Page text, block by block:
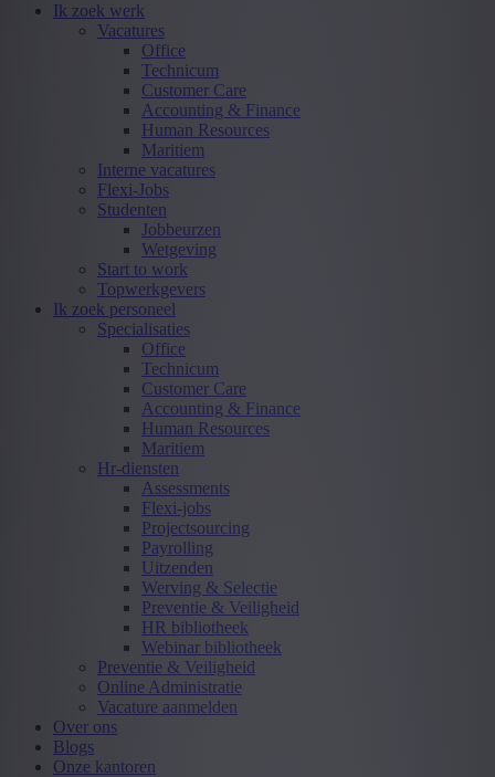
Ik zoek werk
Vacatures
Office
Technicum
Customer Care
Accounting & Finance
Human Resources
Maritiem
Interne vacatures
Flexi-Jobs
Studenten
Jobbeurzen
Wetgeving
Start to work
Topwerkgevers
Ik zoek personeel
Specialisaties
Office
Technicum
Customer Care
Accounting & Finance
Human Resources
Maritiem
Hr-diensten
Assessments
Flexi-jobs
Projectsourcing
Payrolling
Uitzenden
Werving & Selectie
Preventie & Veiligheid
HR bibliotheek
Webinar bibliotheek
Preventie & Veiligheid
Online Administratie
Vacature aanmelden
Over ons
Blogs
Onze kantoren